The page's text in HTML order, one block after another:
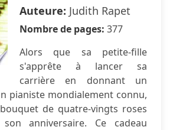
Auteure: Judith Rapet
Nombre de pages: 377
Alors que sa petite-fille
s'apprête à lancer sa
carrière en donnant un
pianiste mondialement connu,
de quatre-vingts roses
anniversaire. Ce cadeau